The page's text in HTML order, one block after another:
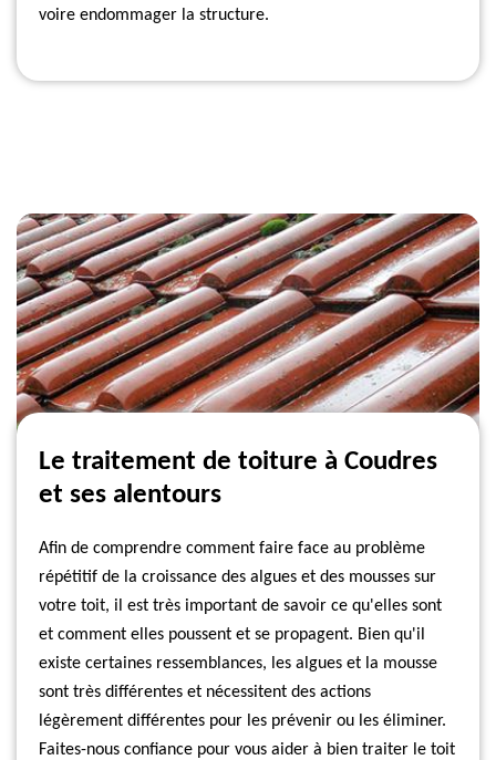
voire endommager la structure.
Le traitement de toiture à Coudres
et ses alentours
Afin de comprendre comment faire face au problème
répétitif de la croissance des algues et des mousses sur
votre toit, il est très important de savoir ce qu'elles sont
et comment elles poussent et se propagent. Bien qu'il
existe certaines ressemblances, les algues et la mousse
sont très différentes et nécessitent des actions
légèrement différentes pour les prévenir ou les éliminer.
Faites-nous confiance pour vous aider à bien traiter le toit